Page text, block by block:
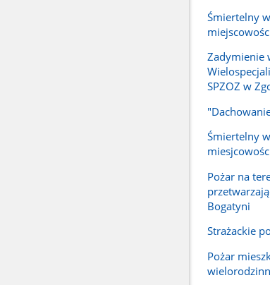
Śmiertelny
Zadymienie
SPZOZ w
Śmiertelny
Pożar na
Bogatyni
Strażackie
Pożar